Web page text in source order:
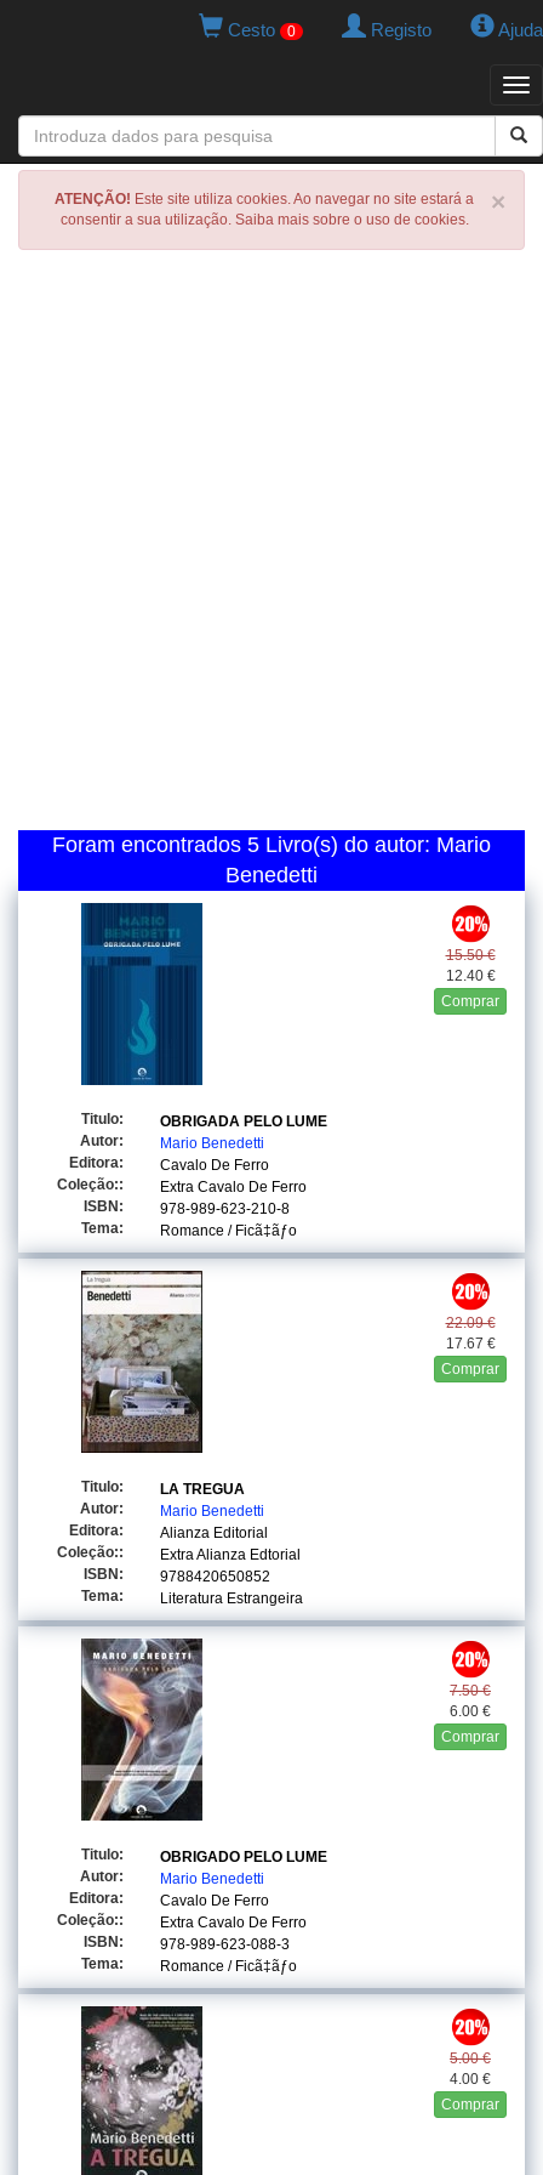
Cesto 0 Registo Ajuda
×
ATENÇÃO! Este site utiliza cookies. Ao navegar no site estará a
consentir a sua utilização. Saiba mais sobre o uso de cookies.
Foram encontrados 5 Livro(s) do autor: Mario
Benedetti
15.50 €
12.40 €
Comprar
Titulo:
OBRIGADA PELO LUME
Autor:
Mario Benedetti
Editora:
Cavalo De Ferro
Coleção::
Extra Cavalo De Ferro
ISBN:
978-989-623-210-8
Tema:
Romance / Ficã‡ãƒo
22.09 €
17.67 €
Comprar
Titulo:
LA TREGUA
Autor:
Mario Benedetti
Editora:
Alianza Editorial
Coleção::
Extra Alianza Edtorial
ISBN:
9788420650852
Tema:
Literatura Estrangeira
7.50 €
6.00 €
Comprar
Titulo:
OBRIGADO PELO LUME
Autor:
Mario Benedetti
Editora:
Cavalo De Ferro
Coleção::
Extra Cavalo De Ferro
ISBN:
978-989-623-088-3
Tema:
Romance / Ficã‡ãƒo
5.00 €
4.00 €
Comprar